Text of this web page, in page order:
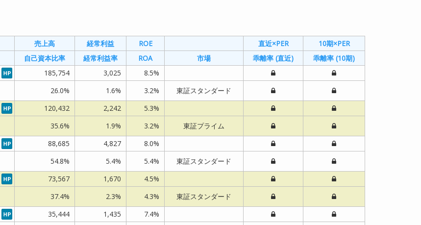
×PER
10期
×PER
乖離
率
近)
乖離
率
期)
売上高 経常利益 ROE 直近×PER
10期×PER
自己資本比率 経常利益率 ROA 市場 乖離率 (直近) 乖離率 (10期)
185,754 3,025
8.5%
26.0% 1.6% 3.2% 東証スタンダード
120,432 2,242
5.3%
35.6% 1.9% 3.2% 東証プライム
88,685 4,827
8.0%
54.8% 5.4% 5.4% 東証スタンダード
73,567 1,670
4.5%
37.4% 2.3% 4.3% 東証スタンダード
35,444 1,435 7.4%
×PER
10期
×PER
乖離
率
近)
乖離
率
期)
売上高 経常利益 ROE 直近×PER
10期×PER
自己資本比率 経常利益率 ROA 市場 乖離率 (直近) 乖離率 (10期)
185,754 3,025
8.5%
26.0% 1.6% 3.2% 東証スタンダード
120,432 2,242
5.3%
35.6% 1.9% 3.2% 東証プライム
88,685 4,827
8.0%
54.8% 5.4% 5.4% 東証スタンダード
73,567 1,670
4.5%
37.4% 2.3% 4.3% 東証スタンダード
35,444 1,435 7.4%